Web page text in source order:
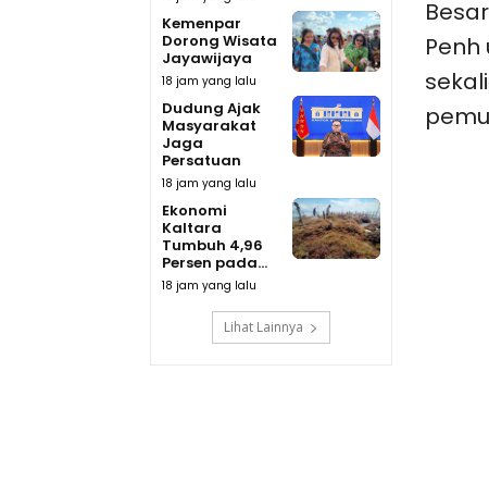
Kemenpar
Dorong Wisata
Jayawijaya
18 jam yang lalu
Dudung Ajak
Masyarakat
Jaga
Persatuan
18 jam yang lalu
Ekonomi
Kaltara
Tumbuh 4,96
Persen pada...
18 jam yang lalu
Lihat Lainnya